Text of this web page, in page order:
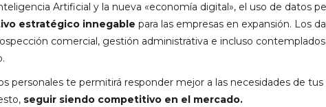
Artificial y la nueva «economía digital», el uso de datos
estratégico innegable para las empresas en expansión. Los
comercial, gestión administrativa e incluso
personales te permitirá responder mejor a las necesidades de
seguir siendo competitivo en el mercado.